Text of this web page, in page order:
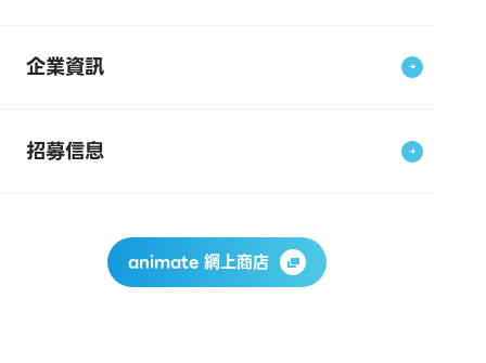
企業資訊
招募信息
animate 網上商店